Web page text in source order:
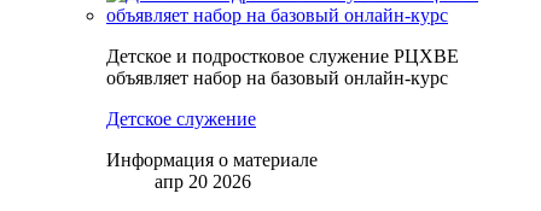
Детское и подростковое служение РЦХВЕ
объявляет набор на базовый онлайн-курс
Детское служение
Информация о материале
апр 20 2026